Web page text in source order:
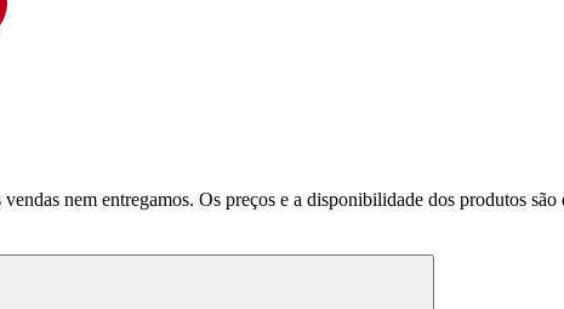
nem entregamos. Os preços e a disponibilidade dos produtos são